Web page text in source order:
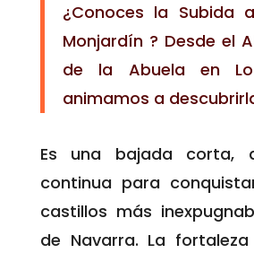
¿Conoces la Subida
Monjardín ? Desde el
de la Abuela en
animamos a
Es una bajada corta,
continua para
castillos más
de Navarra. La